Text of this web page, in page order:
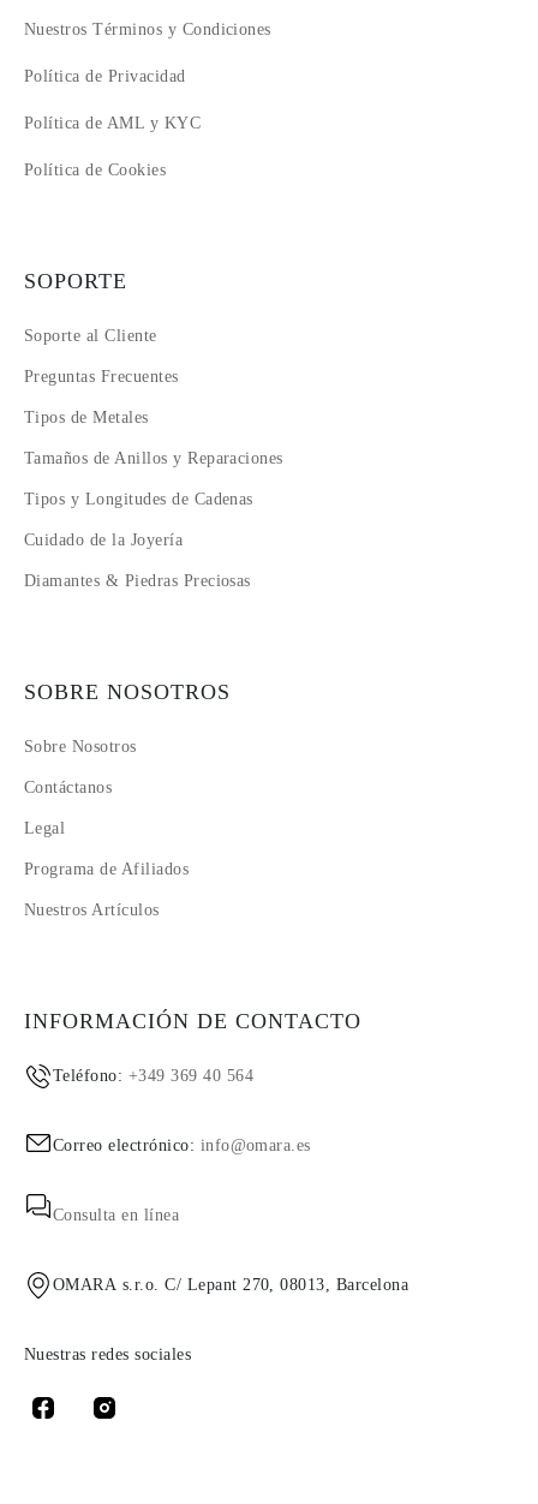
Nuestros Términos y Condiciones
Política de Privacidad
Política de AML y KYC
Política de Cookies
SOPORTE
Soporte al Cliente
Preguntas Frecuentes
Tipos de Metales
Tamaños de Anillos y Reparaciones
Tipos y Longitudes de Cadenas
Cuidado de la Joyería
Diamantes & Piedras Preciosas
SOBRE NOSOTROS
Sobre Nosotros
Contáctanos
Legal
Programa de Afiliados
Nuestros Artículos
INFORMACIÓN DE CONTACTO
Teléfono: +349 369 40 564
Correo electrónico: info@omara.es
Consulta en línea
OMARA s.r.o. C/ Lepant 270, 08013, Barcelona
Nuestras redes sociales